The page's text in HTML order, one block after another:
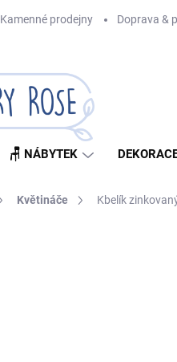
Kamenné prodejny Doprava &
🪑 NÁBYTEK
Květináče Kbelík